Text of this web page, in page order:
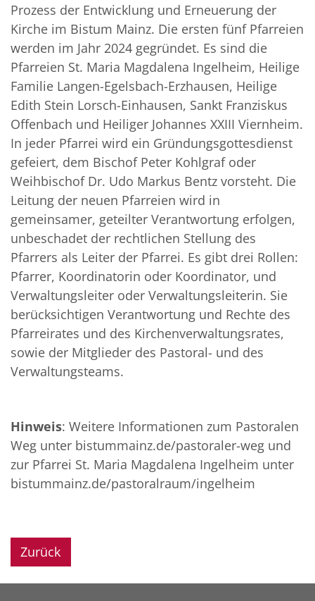
Prozess der Entwicklung und Erneuerung der
Kirche im Bistum Mainz. Die ersten fünf Pfarreien
werden im Jahr 2024 gegründet. Es sind die
Pfarreien St. Maria Magdalena Ingelheim, Heilige
Familie Langen-Egelsbach-Erzhausen, Heilige
Edith Stein Lorsch-Einhausen, Sankt Franziskus
Offenbach und Heiliger Johannes XXIII Viernheim.
In jeder Pfarrei wird ein Gründungsgottesdienst
gefeiert, dem Bischof Peter Kohlgraf oder
Weihbischof Dr. Udo Markus Bentz vorsteht. Die
Leitung der neuen Pfarreien wird in
gemeinsamer, geteilter Verantwortung erfolgen,
unbeschadet der rechtlichen Stellung des
Pfarrers als Leiter der Pfarrei. Es gibt drei Rollen:
Pfarrer, Koordinatorin oder Koordinator, und
Verwaltungsleiter oder Verwaltungsleiterin. Sie
berücksichtigen Verantwortung und Rechte des
Pfarreirates und des Kirchenverwaltungsrates,
sowie der Mitglieder des Pastoral- und des
Verwaltungsteams.
Hinweis: Weitere Informationen zum Pastoralen
Weg unter bistummainz.de/pastoraler-weg und
zur Pfarrei St. Maria Magdalena Ingelheim unter
bistummainz.de/pastoralraum/ingelheim
Zurück